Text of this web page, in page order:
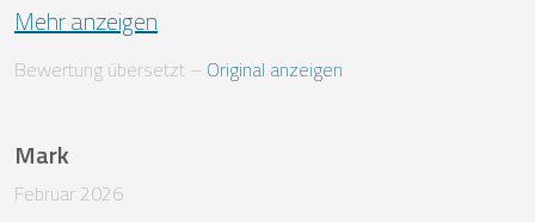
Mehr anzeigen
Bewertung übersetzt – Original anzeigen
Mark
Februar 2026